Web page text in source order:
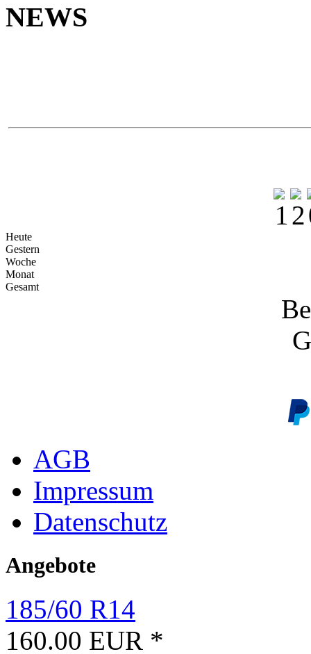
NEWS
Heute
Gestern
Woche
Monat
Gesamt
AGB
Impressum
Datenschutz
Angebote
185/60 R14
160.00 EUR *